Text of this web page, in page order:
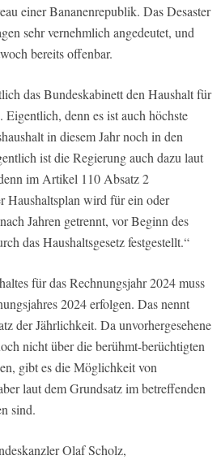
einer Bananenrepublik. Das Desaster
sehr vernehmlich angedeutet, und
bereits offenbar.
das Bundeskabinett den Haushalt für
Eigentlich, denn es ist auch höchste
in diesem Jahr noch in den
ist die Regierung auch dazu laut
im Artikel 110 Absatz 2
Haushaltsplan wird für ein oder
Jahren getrennt, vor Beginn des
das Haushaltsgesetz festgestellt.“
für das Rechnungsjahr 2024 muss
2024 erfolgen. Das nennt
der Jährlichkeit. Da unvorhergesehene
nicht über die berühmt-berüchtigten
gibt es die Möglichkeit von
laut dem Grundsatz im betreffenden
sind.
Olaf Scholz,